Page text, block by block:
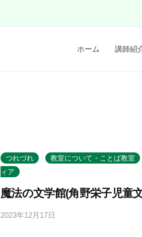
ホーム 講師紹
つれづれ / 教室について・ことば教室
ィア
魔法の文学館(角野栄子児童
2023年12月17日